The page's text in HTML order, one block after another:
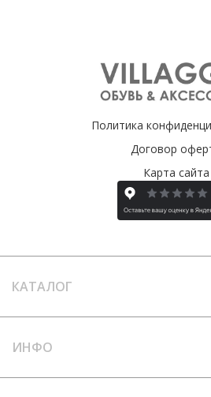
Политика
Договор
Карта сайта
КАТАЛОГ
ИНФО